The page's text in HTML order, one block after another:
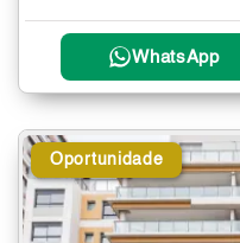
WhatsApp
Oportunidade